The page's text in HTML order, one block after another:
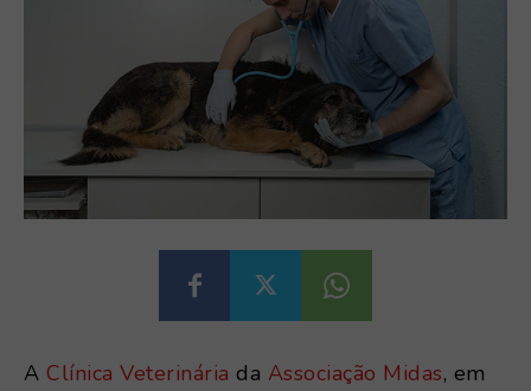
A Clínica Veterinária da Associação Midas, em